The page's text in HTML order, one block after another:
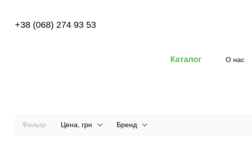
+38 (068) 274 93 53
Каталог О нас
Фильтр Цена, грн Бренд